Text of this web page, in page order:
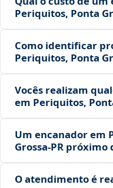
Periquitos, Ponta
Como identificar
Periquitos, Ponta
Vocês realizam
em Periquitos,
Um encanador em
Grossa‑PR
O atendimento é